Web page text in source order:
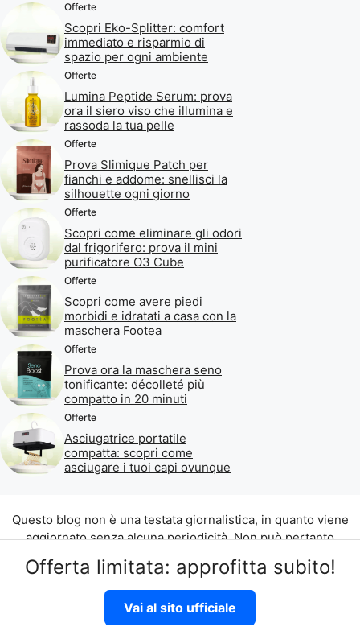
Offerta limitata: approfitta subito!
Vai al sito ufficiale
Offerte
Scopri Eko-Splitter: comfort
immediato e risparmio di
spazio per ogni ambiente
Offerte
Lumina Peptide Serum: prova
ora il siero viso che illumina e
rassoda la tua pelle
Offerte
Prova Slimique Patch per
fianchi e addome: snellisci la
silhouette ogni giorno
Offerte
Scopri come eliminare gli odori
dal frigorifero: prova il mini
purificatore O3 Cube
Offerte
Scopri come avere piedi
morbidi e idratati a casa con la
maschera Footea
Offerte
Prova ora la maschera seno
tonificante: décolleté più
compatto in 20 minuti
Offerte
Asciugatrice portatile
compatta: scopri come
asciugare i tuoi capi ovunque
Questo blog non è una testata giornalistica, in quanto viene
aggiornato senza alcuna periodicità. Non può pertanto
considerarsi un prodotto editoriale ai sensi della legge n. 62
del 07.03.2001.
©2026 di Aliados Srl C.da Piana Romana snc, 90010 Lascari
(PA) P.IVA 07262700821
Disclaimer|Privacy Policy